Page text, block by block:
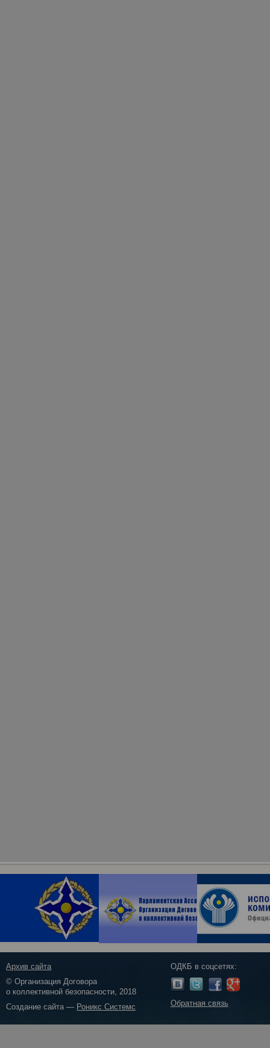
Архив сайта
© Организация Договора
о коллективной безопасности, 2018
Создание сайта — Роникс Системс
ОДКБ в соцсетях:
Обратная связь